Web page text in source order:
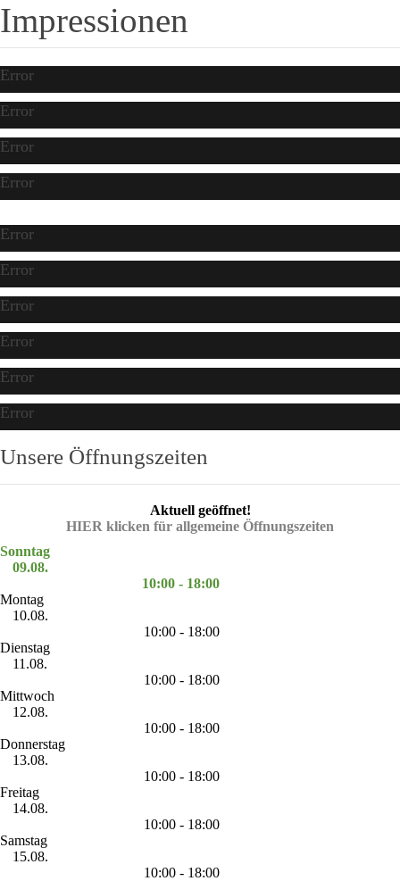
Impressionen
Error
Error
Error
Error
Error
Error
Error
Error
Error
Error
Unsere Öffnungszeiten
Aktuell geöffnet!
HIER klicken für allgemeine Öffnungszeiten
Sonntag
09.08.
10:00 - 18:00
Montag
10.08.
10:00 - 18:00
Dienstag
11.08.
10:00 - 18:00
Mittwoch
12.08.
10:00 - 18:00
Donnerstag
13.08.
10:00 - 18:00
Freitag
14.08.
10:00 - 18:00
Samstag
15.08.
10:00 - 18:00